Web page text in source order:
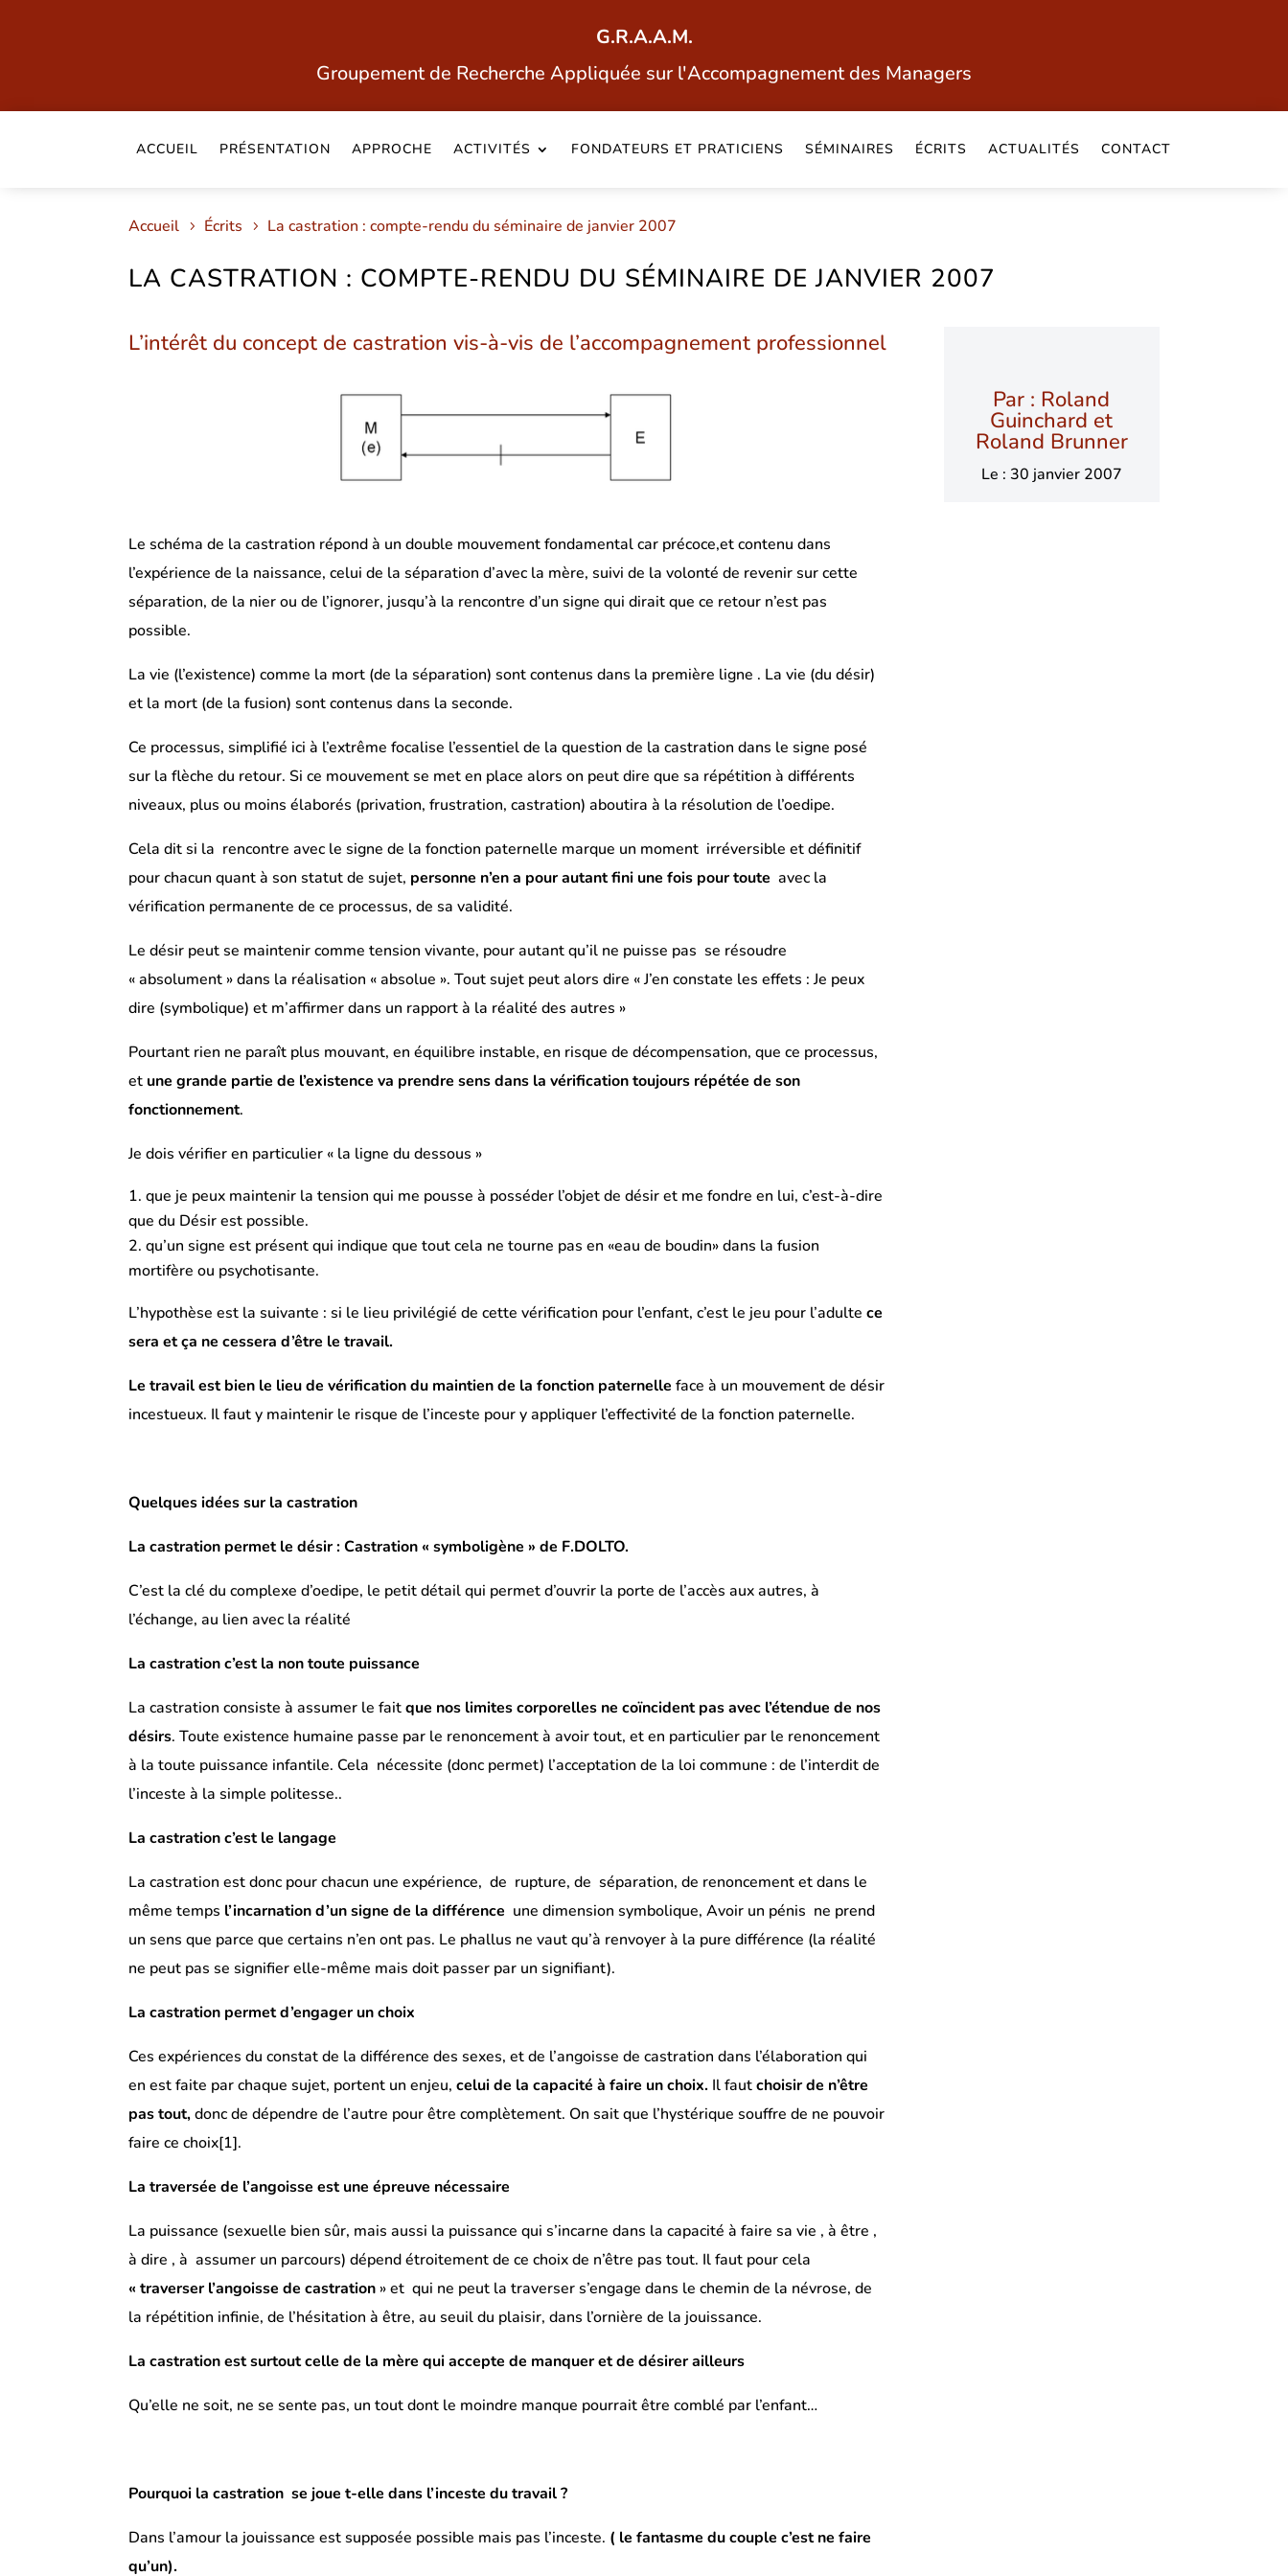
G.R.A.A.M.
Groupement de Recherche Appliquée sur l'Accompagnement des Managers
ACCUEIL PRÉSENTATION APPROCHE ACTIVITÉS FONDATEURS ET PRATICIENS SÉMINAIRES ÉCRITS ACTUALITÉS CONTACT
Accueil Écrits La castration : compte-rendu du séminaire de janvier 2007
LA CASTRATION : COMPTE-RENDU DU SÉMINAIRE DE JANVIER 2007
L’intérêt du concept de castration vis-à-vis de l’accompagnement professionnel
Le schéma de la castration répond à un double mouvement fondamental car précoce,et contenu dans
l’expérience de la naissance, celui de la séparation d’avec la mère, suivi de la volonté de revenir sur cette
séparation, de la nier ou de l’ignorer, jusqu’à la rencontre d’un signe qui dirait que ce retour n’est pas
possible.
La vie (l’existence) comme la mort (de la séparation) sont contenus dans la première ligne . La vie (du désir)
et la mort (de la fusion) sont contenus dans la seconde.
Ce processus, simplifié ici à l’extrême focalise l’essentiel de la question de la castration dans le signe posé
sur la flèche du retour. Si ce mouvement se met en place alors on peut dire que sa répétition à différents
niveaux, plus ou moins élaborés (privation, frustration, castration) aboutira à la résolution de l’oedipe.
Cela dit si la rencontre avec le signe de la fonction paternelle marque un moment irréversible et définitif
pour chacun quant à son statut de sujet, personne n’en a pour autant fini une fois pour toute avec la
vérification permanente de ce processus, de sa validité.
Le désir peut se maintenir comme tension vivante, pour autant qu’il ne puisse pas se résoudre
« absolument » dans la réalisation « absolue ». Tout sujet peut alors dire « J’en constate les effets : Je peux
dire (symbolique) et m’affirmer dans un rapport à la réalité des autres »
Pourtant rien ne paraît plus mouvant, en équilibre instable, en risque de décompensation, que ce processus,
et une grande partie de l’existence va prendre sens dans la vérification toujours répétée de son
fonctionnement.
Je dois vérifier en particulier « la ligne du dessous »
que je peux maintenir la tension qui me pousse à posséder l’objet de désir et me fondre en lui, c’est-à-dire
que du Désir est possible.
qu’un signe est présent qui indique que tout cela ne tourne pas en «eau de boudin» dans la fusion
mortifère ou psychotisante.
L’hypothèse est la suivante : si le lieu privilégié de cette vérification pour l’enfant, c’est le jeu pour l’adultece
sera et ça ne cessera d’être le travail.
Le travail est bien le lieu de vérification du maintien de la fonction paternelle face à un mouvement de désir
incestueux. Il faut y maintenir le risque de l’inceste pour y appliquer l’effectivité de la fonction paternelle.
Quelques idées sur la castration
La castration permet le désir : Castration « symboligène » de F.DOLTO.
C’est la clé du complexe d’oedipe, le petit détail qui permet d’ouvrir la porte de l’accès aux autres, à
l’échange, au lien avec la réalité
La castration c’est la non toute puissance
La castration consiste à assumer le faitque nos limites corporelles ne coïncident pas avec l’étendue de nos
désirs. Toute existence humaine passe par le renoncement à avoir tout, et en particulier par le renoncement
à la toute puissance infantile. Cela nécessite (donc permet) l’acceptation de la loi commune : de l’interdit de
l’inceste à la simple politesse..
La castration c’est le langage
La castration est donc pour chacun une expérience, de rupture, de séparation, de renoncement et dans le
même temps l’incarnation d’un signe de la différence une dimension symbolique, Avoir un pénis ne prend
un sens que parce que certains n’en ont pas. Le phallus ne vaut qu’à renvoyer à la pure différence (la réalité
ne peut pas se signifier elle-même mais doit passer par un signifiant).
La castration permet d’engager un choix
Ces expériences du constat de la différence des sexes, et de l’angoisse de castration dans l’élaboration qui
en est faite par chaque sujet, portent un enjeu,celui de la capacité à faire un choix. Il fautchoisir de n’être
pas tout,donc de dépendre de l’autre pour être complètement. On sait que l’hystérique souffre de ne pouvoir
faire ce choix[1].
La traversée de l’angoisse est une épreuve nécessaire
La puissance (sexuelle bien sûr, mais aussi la puissance qui s’incarne dans la capacité à faire sa vie , à être ,
à dire , à assumer un parcours) dépend étroitement de ce choix de n’être pas tout. Il faut pour cela
« traverser l’angoisse de castration » et qui ne peut la traverser s’engage dans le chemin de la névrose, de
la répétition infinie, de l’hésitation à être, au seuil du plaisir, dans l’ornière de la jouissance.
La castration est surtout celle de la mère qui accepte de manquer et de désirer ailleurs
Qu’elle ne soit, ne se sente pas, un tout dont le moindre manque pourrait être comblé par l’enfant…
Pourquoi la castration se joue t-elle dans l’inceste du travail ?
Dans l’amour la jouissance est supposée possible mais pas l’inceste. ( le fantasme du couple c’est ne faire
qu’un).
Par : Roland
Guinchard et
Roland Brunner
Le : 30 janvier 2007